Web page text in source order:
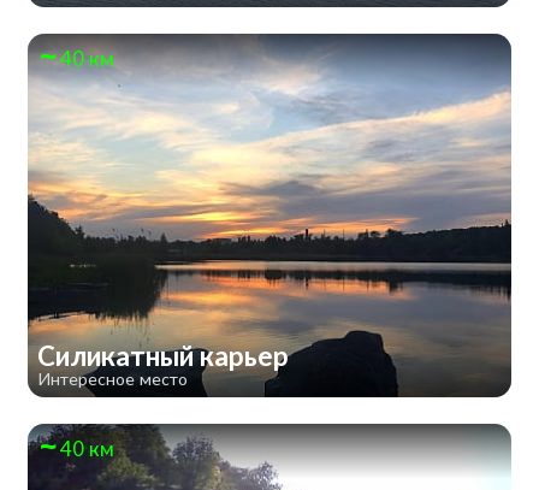
40 км
Силикатный карьер
Интересное место
40 км